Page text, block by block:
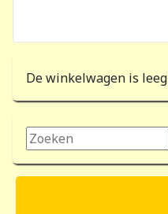
De winkelwagen is leeg
Zoeken...